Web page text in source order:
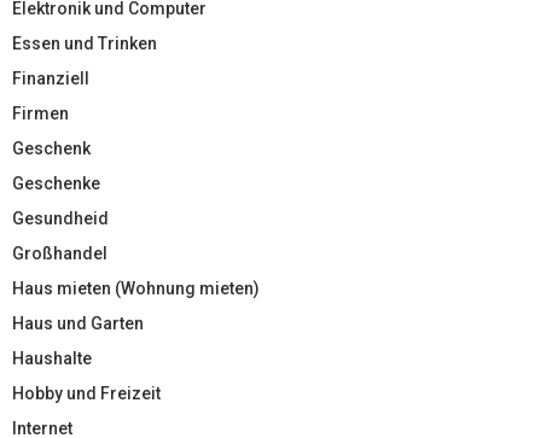
Elektronik und Computer
Essen und Trinken
Finanziell
Firmen
Geschenk
Geschenke
Gesundheid
Großhandel
Haus mieten (Wohnung mieten)
Haus und Garten
Haushalte
Hobby und Freizeit
Internet